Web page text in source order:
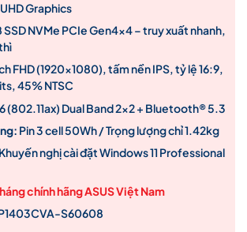
Graphics
SSD NVMe PCIe Gen4x4 – truy xuất nhanh,
FHD (1920×1080), tấm nền IPS, tỷ lệ 16:9,
45% NTSC
(802.11ax) Dual Band 2×2 + Bluetooth® 5.3
Pin 3 cell 50Wh / Trọng lượng chỉ 1.42kg
Khuyến nghị cài đặt Windows 11 Professional
chính hãng ASUS Việt Nam
S60608